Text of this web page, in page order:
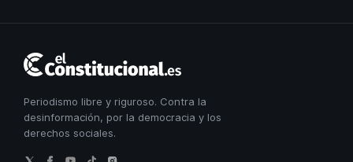
Constitucional
Periodismo libre y riguroso. Contra la
desinformación, por la democracia y los
derechos sociales.